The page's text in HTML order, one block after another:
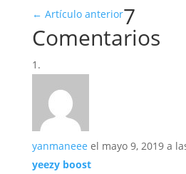
← Artículo anterior7
Comentarios
yanmaneee el mayo 9, 2019 a
yeezy boost